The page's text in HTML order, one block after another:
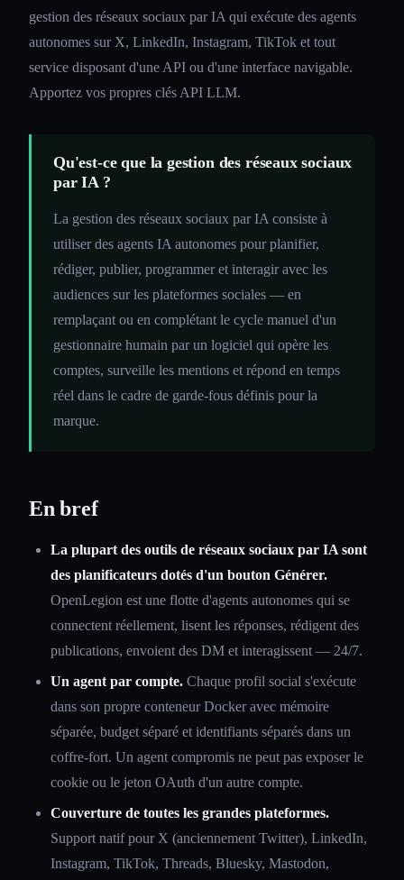
gestion des réseaux sociaux par IA qui exécute des agents
autonomes sur X, LinkedIn, Instagram, TikTok et tout
service disposant d'une API ou d'une interface navigable.
Apportez vos propres clés API LLM.
Qu'est-ce que la gestion des réseaux sociaux
par IA ?
La gestion des réseaux sociaux par IA consiste à
utiliser des agents IA autonomes pour planifier,
rédiger, publier, programmer et interagir avec les
audiences sur les plateformes sociales — en
remplaçant ou en complétant le cycle manuel d'un
gestionnaire humain par un logiciel qui opère les
comptes, surveille les mentions et répond en temps
réel dans le cadre de garde-fous définis pour la
marque.
En bref
La plupart des outils de réseaux sociaux par IA sont
des planificateurs dotés d'un bouton Générer.
OpenLegion est une flotte d'agents autonomes qui se
connectent réellement, lisent les réponses, rédigent des
publications, envoient des DM et interagissent — 24/7.
Un agent par compte. Chaque profil social s'exécute
dans son propre conteneur Docker avec mémoire
séparée, budget séparé et identifiants séparés dans un
coffre-fort. Un agent compromis ne peut pas exposer le
cookie ou le jeton OAuth d'un autre compte.
Couverture de toutes les grandes plateformes.
Support natif pour X (anciennement Twitter), LinkedIn,
Instagram, TikTok, Threads, Bluesky, Mastodon,